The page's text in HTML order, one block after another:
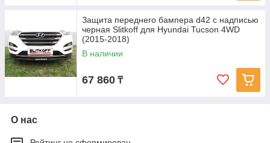
Защита переднего бампера d42 с надписью
черная Slitkoff для Hyundai Tucson 4WD
(2015-2018)
В наличии
67 860 ₸
О нас